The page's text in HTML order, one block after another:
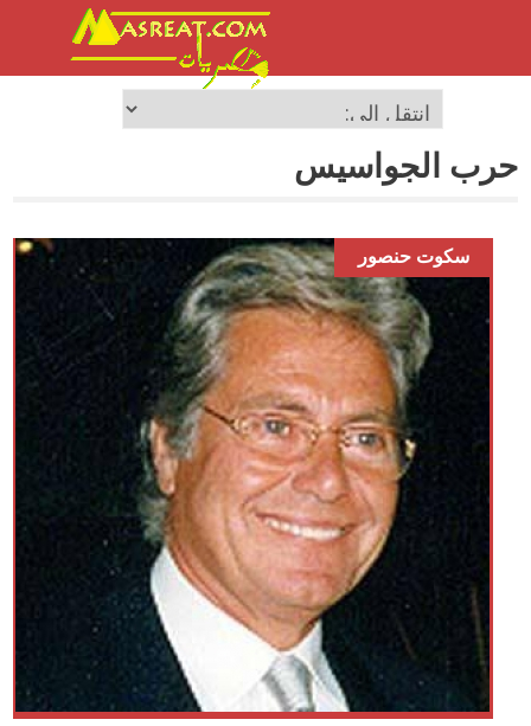
حرب الجواسيس
سكوت حنصور